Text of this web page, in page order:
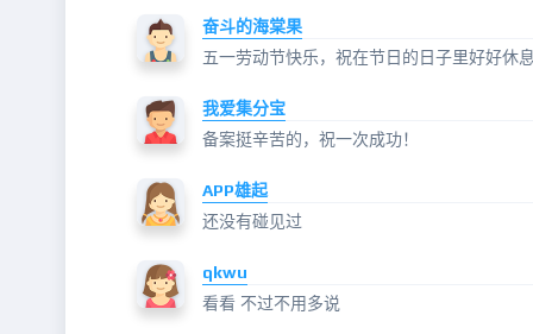
奋斗的海棠果
五一劳动节快乐，祝在节日的日子里好好休
我爱集分宝
备案挺辛苦的，祝一次成功！
APP雄起
还没有碰见过
qkwu
看看 不过不用多说